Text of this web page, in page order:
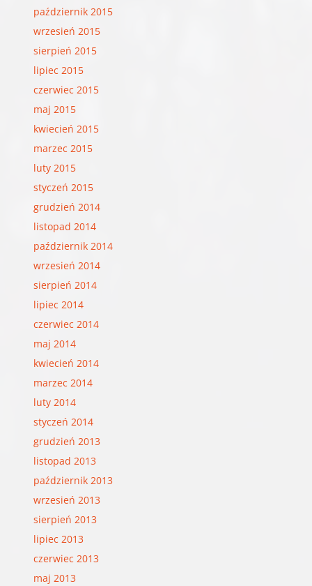
październik 2015
wrzesień 2015
sierpień 2015
lipiec 2015
czerwiec 2015
maj 2015
kwiecień 2015
marzec 2015
luty 2015
styczeń 2015
grudzień 2014
listopad 2014
październik 2014
wrzesień 2014
sierpień 2014
lipiec 2014
czerwiec 2014
maj 2014
kwiecień 2014
marzec 2014
luty 2014
styczeń 2014
grudzień 2013
listopad 2013
październik 2013
wrzesień 2013
sierpień 2013
lipiec 2013
czerwiec 2013
maj 2013